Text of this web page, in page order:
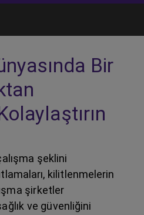
Bir
şeklini
kilitlenmelerin
şirketler
ve güvenliğini